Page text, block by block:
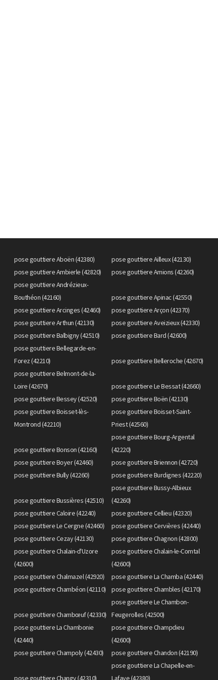
pose gouttiere Aboën (42380)
pose gouttiere Ailleux (42130)
pose gouttiere Ambierle (42820)
pose gouttiere Amions (42260)
pose gouttiere Andrézieux-
Bouthéon (42160)
pose gouttiere Apinac (42550)
pose gouttiere Arcinges (42460)
pose gouttiere Arçon (42370)
pose gouttiere Arthun (42130)
pose gouttiere Aveizieux (42330)
pose gouttiere Balbigny (42510)
pose gouttiere Bard (42600)
pose gouttiere Bellegarde-en-
Forez (42210)
pose gouttiere Belleroche (42670)
pose gouttiere Belmont-de-la-
Loire (42670)
pose gouttiere Le Bessat (42660)
pose gouttiere Bessey (42520)
pose gouttiere Boën (42130)
pose gouttiere Boisset-lès-
Montrond (42210)
pose gouttiere Boisset-Saint-
Priest (42560)
pose gouttiere Bonson (42160)
pose gouttiere Bourg-Argental
(42220)
pose gouttiere Boyer (42460)
pose gouttiere Briennon (42720)
pose gouttiere Bully (42260)
pose gouttiere Burdignes (42220)
pose gouttiere Bussières (42510)
pose gouttiere Bussy-Albieux
(42260)
pose gouttiere Caloire (42240)
pose gouttiere Cellieu (42320)
pose gouttiere Le Cergne (42460)
pose gouttiere Cervières (42440)
pose gouttiere Cezay (42130)
pose gouttiere Chagnon (42800)
pose gouttiere Chalain-d'Uzore
(42600)
pose gouttiere Chalain-le-Comtal
(42600)
pose gouttiere Chalmazel (42920)
pose gouttiere La Chamba (42440)
pose gouttiere Chambéon (42110)
pose gouttiere Chambles (42170)
pose gouttiere Chambœuf (42330)
pose gouttiere Le Chambon-
Feugerolles (42500)
pose gouttiere La Chambonie
(42440)
pose gouttiere Champdieu
(42600)
pose gouttiere Champoly (42430)
pose gouttiere Chandon (42190)
pose gouttiere Changy (42310)
pose gouttiere La Chapelle-en-
Lafaye (42380)